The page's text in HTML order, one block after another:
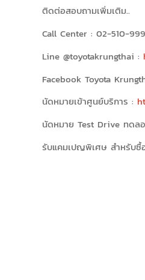
ติดต่อสอบถามเพิ่มเติม..
Call Center : 02-510-
Line @toyotakrungthai :
Facebook Toyota
นัดหมายเข้าศูนย์บริการ :
นัดหมาย Test Drive ทดล
รับแคมเปญพิเศษ สำหรับซื้